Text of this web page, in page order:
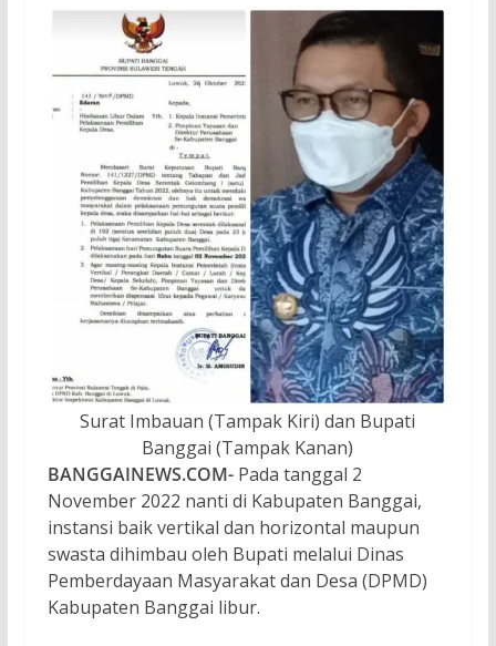
Surat Imbauan (Tampak Kiri) dan Bupati
Banggai (Tampak Kanan)
BANGGAINEWS.COM-Pada tanggal 2
November 2022 nanti di Kabupaten Banggai,
instansi baik vertikal dan horizontal maupun
swasta dihimbau oleh Bupati melalui Dinas
Pemberdayaan Masyarakat dan Desa (DPMD)
Kabupaten Banggai libur.